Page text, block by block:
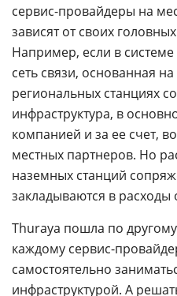
сервис-провайдеры на
зависят от своих
Например, если в системе
сеть связи, основанная
региональных станциях
инфраструктура, в
компанией и за ее счет,
местных партнеров. Но
наземных станций
закладываются в расходы
Thuraya пошла по другому
каждому сервис-
самостоятельно
инфраструктурой. А